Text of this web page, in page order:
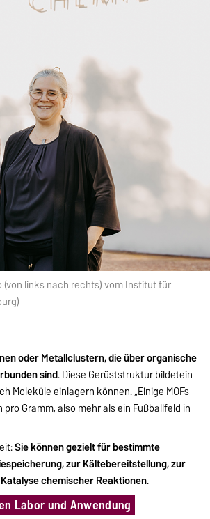
(von links nach rechts) vom Institut für
oder Metallclustern, die über organische
sind. Diese Gerüststruktur bildetein
einlagern können. „Einige MOFs
Gramm, also mehr als ein Fußballfeld in
Sie können gezielt für bestimmte
zur Kältebereitstellung, zur
chemischer Reaktionen.
Labor und Anwendung